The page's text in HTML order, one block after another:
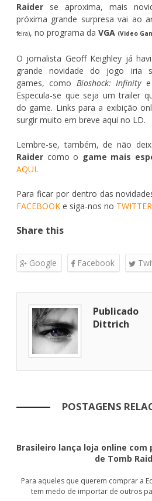
Raider se aproxima, mais
próxima grande surpresa vai ao
feira), no programa da VGA (Video
O jornalista Geoff Keighley já
grande novidade do jogo iria
games, como Bioshock: Infinitye
Especula-se que seja um trailer
do game. Links para a exibição
surgir muito em breve aqui no LD.
Lembre-se, também, de não
Raider como o game mais
AQUI.
Para ficar por dentro das
FACEBOOK e siga-nos no TWITTER
Share this
Google Facebook
Dittrich
POSTAGENS
Brasileiro lança loja online
de Tomb
Para aqueles que querem comprar a
tem medo de importar de outros